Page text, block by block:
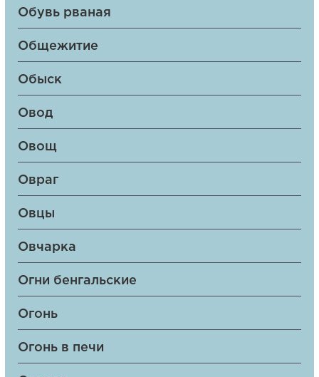
Обувь рваная
Общежитие
Обыск
Овод
Овощ
Овраг
Овцы
Овчарка
Огни бенгальские
Огонь
Огонь в печи